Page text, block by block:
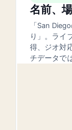
名前、
「San
り」。ライ
得、ジオ対
チデータで